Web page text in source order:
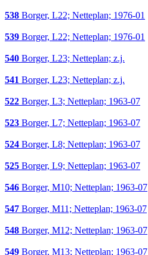
538 Borger, L22; Netteplan; 1976-01
539 Borger, L22; Netteplan; 1976-01
540 Borger, L23; Netteplan; z.j.
541 Borger, L23; Netteplan; z.j.
522 Borger, L3; Netteplan; 1963-07
523 Borger, L7; Netteplan; 1963-07
524 Borger, L8; Netteplan; 1963-07
525 Borger, L9; Netteplan; 1963-07
546 Borger, M10; Netteplan; 1963-07
547 Borger, M11; Netteplan; 1963-07
548 Borger, M12; Netteplan; 1963-07
549 Borger, M13; Netteplan; 1963-07